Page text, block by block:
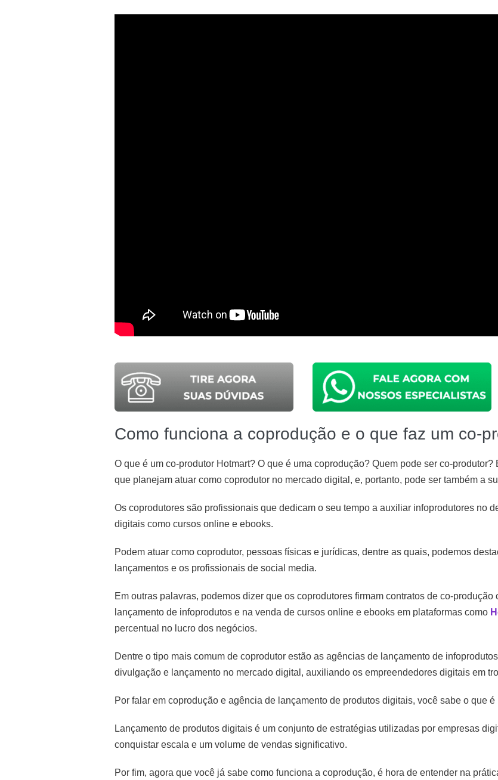
Como funciona a coprodução e o que faz um co-
O que é um co-produtor Hotmart? O que é uma coprodução? Quem pode ser co-
que planejam atuar como coprodutor no mercado digital, e, portanto, pode ser também a
Os coprodutores são profissionais que dedicam o seu tempo a auxiliar infoprodutores no
digitais como cursos online e ebooks.
Podem atuar como coprodutor, pessoas físicas e jurídicas, dentre as quais, podemos
lançamentos e os profissionais de social media.
Em outras palavras, podemos dizer que os coprodutores firmam contratos de co-
lançamento de infoprodutos e na venda de cursos online e ebooks em plataformas como
percentual no lucro dos negócios.
Dentre o tipo mais comum de coprodutor estão as agências de lançamento de
divulgação e lançamento no mercado digital, auxiliando os empreendedores digitais em
Por falar em coprodução e agência de lançamento de produtos digitais, você sabe o que
Lançamento de produtos digitais é um conjunto de estratégias utilizadas por empresas
conquistar escala e um volume de vendas significativo.
Por fim, agora que você já sabe como funciona a coprodução, é hora de entender na